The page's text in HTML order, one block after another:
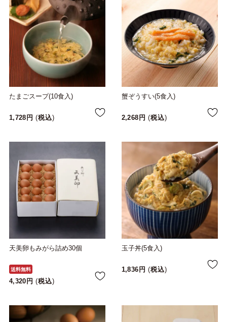
たまごスープ(10食入)
1,728 税込
蟹ぞうすい(5食入)
2,268 税込
天美卵もみがら詰め30個
送料無料
4,320 税込
玉子丼(5食入)
1,836 税込